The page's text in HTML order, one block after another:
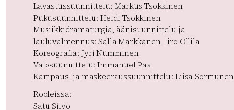
Lavastussuunnittelu: Markus Tsokkinen
Pukusuunnittelu: Heidi Tsokkinen
Musiikkidramaturgia, äänisuunnittelu ja
lauluvalmennus: Salla Markkanen, Iiro Ollila
Koreografia: Jyri Numminen
Valosuunnittelu: Immanuel Pax
Kampaus- ja maskeeraussuunnittelu: Liisa Sormunen
Rooleissa:
Satu Silvo